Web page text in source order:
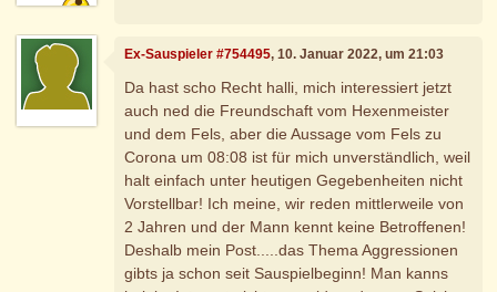
Ex-Sauspieler #754495, 10. Januar 2022, um 21:03
Da hast scho Recht halli, mich interessiert jetzt
auch ned die Freundschaft vom Hexenmeister
und dem Fels, aber die Aussage vom Fels zu
Corona um 08:08 ist für mich unverständlich, weil
halt einfach unter heutigen Gegebenheiten nicht
Vorstellbar! Ich meine, wir reden mittlerweile von
2 Jahren und der Mann kennt keine Betroffenen!
Deshalb mein Post.....das Thema Aggressionen
gibts ja schon seit Sauspielbeginn! Man kanns